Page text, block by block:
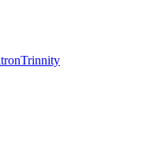
Trinnity